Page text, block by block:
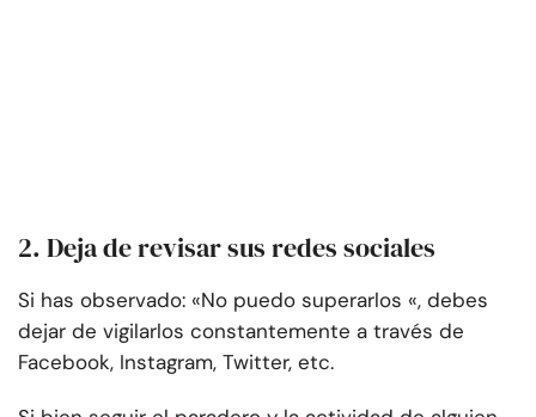
2. Deja de revisar sus redes sociales
Si has observado: «No puedo superarlos «, debes
dejar de vigilarlos constantemente a través de
Facebook, Instagram, Twitter, etc.